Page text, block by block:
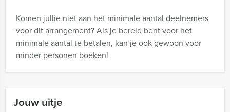
Jouw uitje
Komen jullie niet aan het minimale aantal deelnemers
voor dit arrangement? Als je bereid bent voor het
minimale aantal te betalen, kan je ook gewoon voor
minder personen boeken!